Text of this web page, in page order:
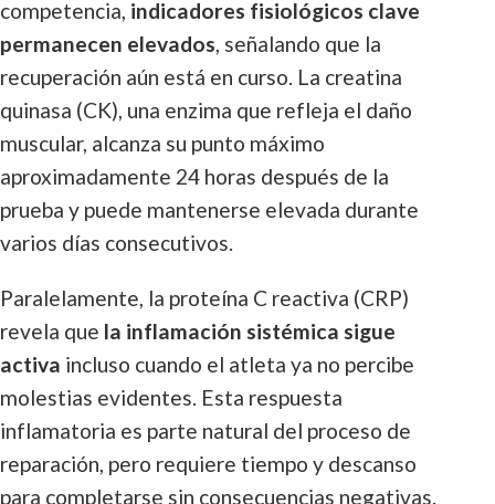
competencia, indicadores fisiológicos clave
permanecen elevados, señalando que la
recuperación aún está en curso. La creatina
quinasa (CK), una enzima que refleja el daño
muscular, alcanza su punto máximo
aproximadamente 24 horas después de la
prueba y puede mantenerse elevada durante
varios días consecutivos.
Paralelamente, la proteína C reactiva (CRP)
revela que la inflamación sistémica sigue
activa incluso cuando el atleta ya no percibe
molestias evidentes. Esta respuesta
inflamatoria es parte natural del proceso de
reparación, pero requiere tiempo y descanso
para completarse sin consecuencias negativas.